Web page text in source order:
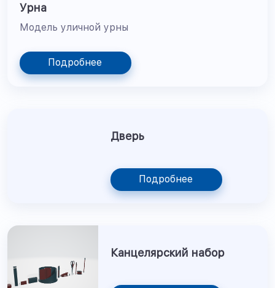
Урна
Модель уличной урны
Подробнее
Дверь
Подробнее
Канцелярский набор